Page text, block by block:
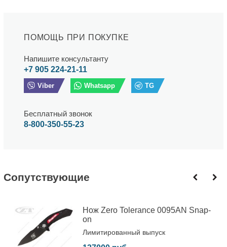
ПОМОЩЬ ПРИ ПОКУПКЕ
Напишите консультанту
+7 905 224-21-11
Viber Whatsapp TG
Бесплатный звонок
8-800-350-55-23
Cопутствующие
Нож Zero Tolerance 0095AN Snap-
on
Лимитированный выпуск